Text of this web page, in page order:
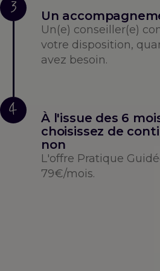
3 Un
Un(e) conseiller(e)
votre disposition,
avez besoin.
4
À l'issue des 6
choisissez de
non
L'offre Pratique
79€/mois.